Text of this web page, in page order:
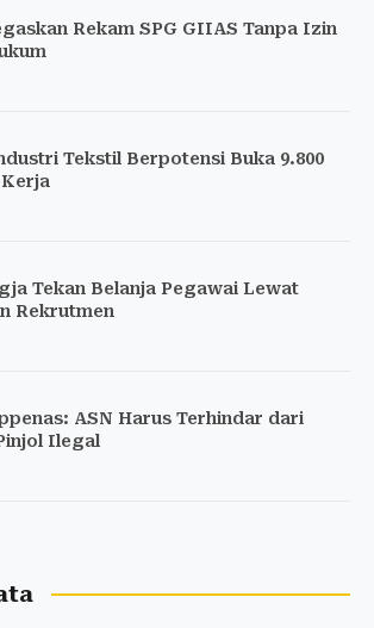
Rekam SPG GIIAS Tanpa Izin
Tekstil Berpotensi Buka 9.800
Tekan Belanja Pegawai Lewat
Rekrutmen
ASN Harus Terhindar dari
Ilegal